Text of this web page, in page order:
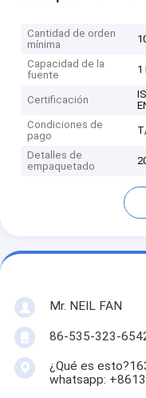
Cantidad de orden
mínima
Capacidad de la
fuente
1
Certificación
Condiciones de
pago
Detalles de
empaquetado
Mr. NEIL FAN
86-535-323-
¿Qué es
whatsapp: